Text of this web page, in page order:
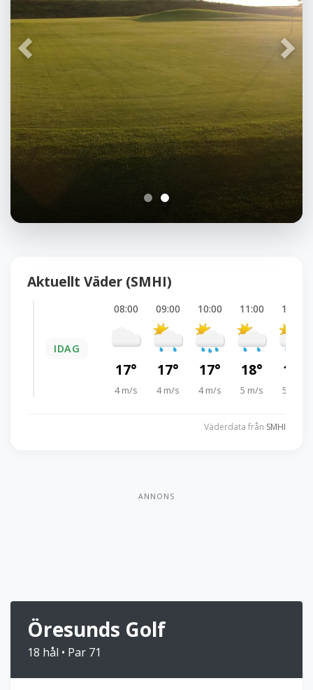
Föregående
Aktuellt Väder (SMHI)
IDAG
08:00
17°
4 m/s
09:00
17°
4 m/s
10:00
17°
4 m/s
11:00
18°
5 m/s
12:00
19°
5 m/s
Väderdata från SMHI
ANNONS
Öresunds Golf
18 hål • Par 71